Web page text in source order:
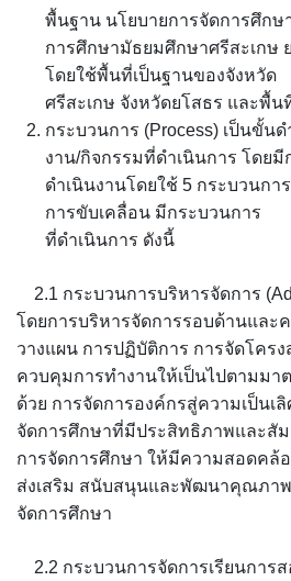
พื้นฐาน นโยบายการจัดการศึก
การศึกษามัธยมศึกษาศรีสะเกษ
โดยใช้พื้นที่เป็นฐานของจังหวัด
ศรีสะเกษ จังหวัดยโสธร และพื้
กระบวนการ (Process) เป็นขั้น
งาน/กิจกรรมที่ดำเนินการ โดยมี
ดำเนินงานโดยใช้ 5 กระบวนกา
การขับเคลื่อน มีกระบวนการ
ที่ดำเนินการ ดังนี้
2.1 กระบวนการบริหารจัดการ
โดยการบริหารจัดการรอบด้านและ
วางแผน การปฏิบัติการ การจัดโคร
ควบคุมการทำงานให้เป็นไปตามมา
ด้วย การจัดการองค์กรสู่ความเป็นเ
จัดการศึกษาที่มีประสิทธิภาพและสั
การจัดการศึกษา ให้มีความสอดคล้
ส่งเสริม สนับสนุนและพัฒนาคุณภา
จัดการศึกษา
2.2 กระบวนการจัดการเรียนการส